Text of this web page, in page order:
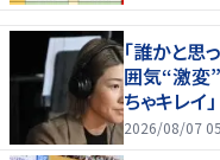
「誰かと
囲気“激変”
ちゃキレイ」
2026/08/07